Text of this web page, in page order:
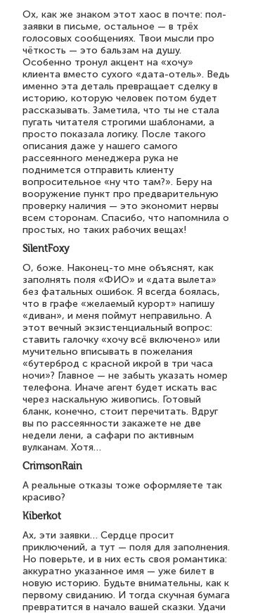
Ох, как же знаком этот хаос в почте: пол-
заявки в письме, остальное — в трёх
голосовых сообщениях. Твои мысли про
чёткость — это бальзам на душу.
Особенно тронул акцент на «хочу»
клиента вместо сухого «дата-отель». Ведь
именно эта деталь превращает сделку в
историю, которую человек потом будет
рассказывать. Заметила, что ты не стала
пугать читателя строгими шаблонами, а
просто показала логику. После такого
описания даже у нашего самого
рассеянного менеджера рука не
поднимется отправить клиенту
вопросительное «ну что там?». Беру на
вооружение пункт про предварительную
проверку наличия — это экономит нервы
всем сторонам. Спасибо, что напомнила о
простых, но таких рабочих вещах!
SilentFoxy
О, боже. Наконец-то мне объяснят, как
заполнять поля «ФИО» и «дата вылета»
без фатальных ошибок. Я всегда боялась,
что в графе «желаемый курорт» напишу
«диван», и меня поймут неправильно. А
этот вечный экзистенциальный вопрос:
ставить галочку «хочу всё включено» или
мучительно вписывать в пожелания
«бутерброд с красной икрой в три часа
ночи»? Главное — не забыть указать номер
телефона. Иначе агент будет искать вас
через наскальную живопись. Готовый
бланк, конечно, стоит перечитать. Вдруг
вы по рассеянности закажете не две
недели лени, а сафари по активным
вулканам. Хотя…
CrimsonRain
А реальные отказы тоже оформляете так
красиво?
Kiberkot
Ах, эти заявки… Сердце просит
приключений, а тут — поля для заполнения.
Но поверьте, и в них есть своя романтика:
аккуратно указанное имя — уже билет в
новую историю. Будьте внимательны, как к
первому свиданию. И тогда скучная бумага
превратится в начало вашей сказки. Удачи